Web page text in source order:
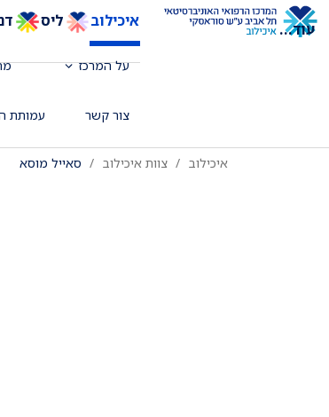
איכילוב ליס
על המרכז
צור קשר עמותת
עוד...
אח אחראי, המחלקה
איכילוב צוות איכילוב סאייל מוסא